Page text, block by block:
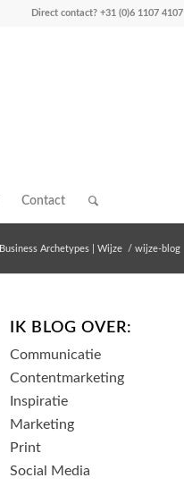
Direct contact? +31 (0)6 1107 4107
Contact
Business Archetypes | Wijze / wijze-blog
IK BLOG OVER:
Communicatie
Contentmarketing
Inspiratie
Marketing
Print
Social Media